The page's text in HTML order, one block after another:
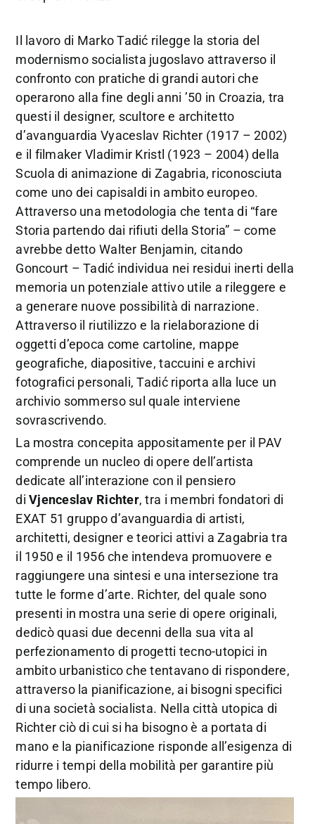
Il lavoro di Marko Tadić rilegge la storia del
modernismo socialista jugoslavo attraverso il
confronto con pratiche di grandi autori che
operarono alla fine degli anni ’50 in Croazia, tra
questi il designer, scultore e architetto
d’avanguardia Vyaceslav Richter (1917 – 2002)
e il filmaker Vladimir Kristl (1923 – 2004) della
Scuola di animazione di Zagabria, riconosciuta
come uno dei capisaldi in ambito europeo.
Attraverso una metodologia che tenta di “fare
Storia partendo dai rifiuti della Storia” – come
avrebbe detto Walter Benjamin, citando
Goncourt – Tadić individua nei residui inerti della
memoria un potenziale attivo utile a rileggere e
a generare nuove possibilità di narrazione.
Attraverso il riutilizzo e la rielaborazione di
oggetti d’epoca come cartoline, mappe
geografiche, diapositive, taccuini e archivi
fotografici personali, Tadić riporta alla luce un
archivio sommerso sul quale interviene
sovrascrivendo.
La mostra concepita appositamente per il PAV
comprende un nucleo di opere dell’artista
dedicate all’interazione con il pensiero
diVjenceslav Richter, tra i membri fondatori di
EXAT 51 gruppo d’avanguardia di artisti,
architetti, designer e teorici attivi a Zagabria tra
il 1950 e il 1956 che intendeva promuovere e
raggiungere una sintesi e una intersezione tra
tutte le forme d’arte. Richter, del quale sono
presenti in mostra una serie di opere originali,
dedicò quasi due decenni della sua vita al
perfezionamento di progetti tecno-utopici in
ambito urbanistico che tentavano di rispondere,
attraverso la pianificazione, ai bisogni specifici
di una società socialista. Nella città utopica di
Richter ciò di cui si ha bisogno è a portata di
mano e la pianificazione risponde all’esigenza di
ridurre i tempi della mobilità per garantire più
tempo libero.